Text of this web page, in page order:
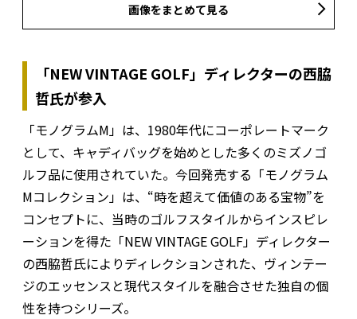
画像をまとめて見る
「NEW VINTAGE GOLF」ディレクターの西脇
哲氏が参入
「モノグラムM」は、1980年代にコーポレートマーク
として、キャディバッグを始めとした多くのミズノゴ
ルフ品に使用されていた。今回発売する「モノグラム
Mコレクション」は、“時を超えて価値のある宝物”を
コンセプトに、当時のゴルフスタイルからインスピレ
ーションを得た「NEW VINTAGE GOLF」ディレクター
の西脇哲氏によりディレクションされた、ヴィンテー
ジのエッセンスと現代スタイルを融合させた独自の個
性を持つシリーズ。